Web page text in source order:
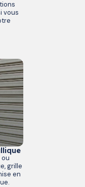
vous
grille
en